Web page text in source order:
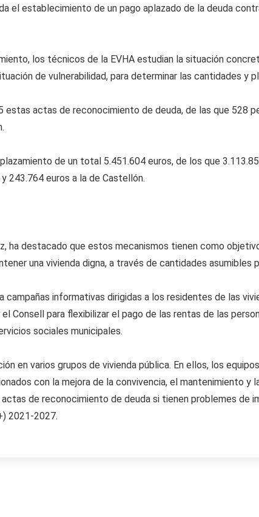
el establecimiento de un pago aplazado de la deuda
los técnicos de la EVHA estudian la situación
de vulnerabilidad, para determinar las cantidades y
actas de reconocimiento de deuda, de las que 528
de un total 5.451.604 euros, de los que
243.764 euros a la de Castellón.
ha destacado que estos mecanismos tienen como
una vivienda digna, a través de cantidades asumibles
campañas informativas dirigidas a los residentes de las
Consell para flexibilizar el pago de las rentas de las
sociales municipales.
en varios grupos de vivienda pública. En ellos, los
con la mejora de la convivencia, el mantenimiento y
de reconocimiento de deuda si tienen problemes de
2021-2027.